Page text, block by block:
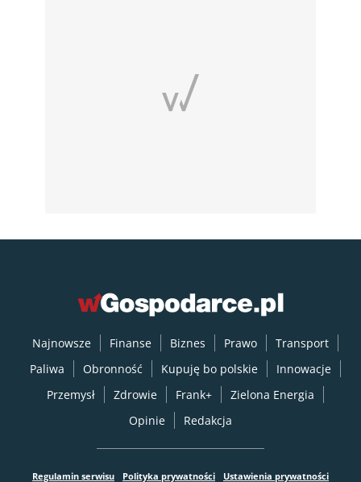
Najnowsze Finanse Biznes Prawo
Transport
Paliwa
Obronność Kupuję bo polskie
Innowacje
Przemysł
Zdrowie Frank+
Zielona Energia
Opinie
Redakcja
Regulamin serwisu Polityka prywatności Ustawienia prywatności